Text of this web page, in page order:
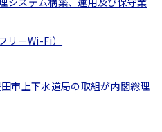
リーWi-Fi）
市上下水道局の取組が内閣総理